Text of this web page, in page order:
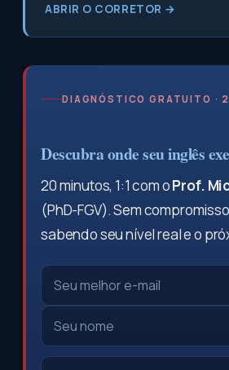
ABRIR O CORRETOR →
DIAGNÓSTICO GRATUITO ·
Descubra onde seu inglês
20 minutos, 1:1 com oProf.
(PhD-FGV). Sem
sabendo seu nível real e o